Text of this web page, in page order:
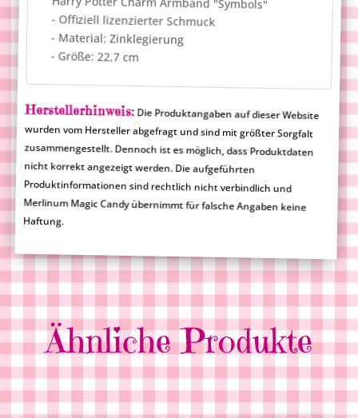
- Offiziell lizenzierter Schmuck
- Material: Zinklegierung
- Größe: 22,7 cm
Herstellerhinweis:Die Produktangaben auf dieser Website
wurden vom Hersteller abgefragt und sind mit größter Sorgfalt
zusammengestellt. Dennoch ist es möglich, dass Produktdaten
nicht korrekt angezeigt werden. Die aufgeführten
Produktinformationen sind rechtlich nicht verbindlich und
Merlinum Magic Candy übernimmt für falsche Angaben keine
Haftung.
Ähnliche Produkte